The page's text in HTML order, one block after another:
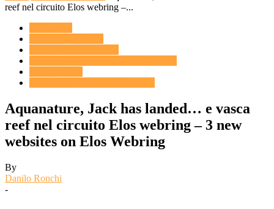
reef nel circuito Elos webring –...
Aquanature, Jack has landed… e vasca
reef nel circuito Elos webring – 3 new
websites on Elos Webring
By
Danilo Ronchi
-